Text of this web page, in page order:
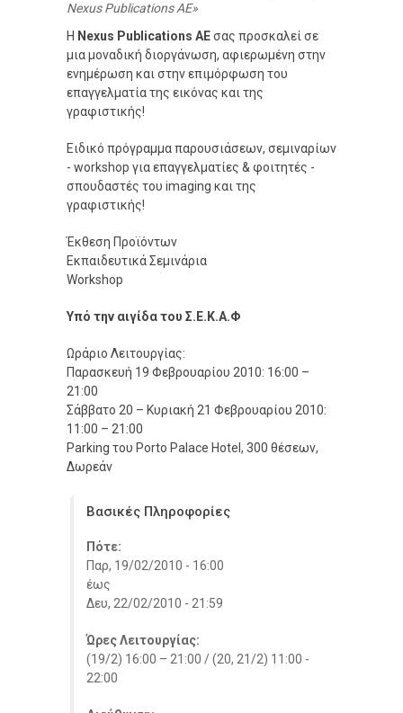
Nexus Publications AE
H Nexus Publications AEσας προσκαλεί σε
μια μοναδική διοργάνωση, αφιερωμένη στην
ενημέρωση και στην επιμόρφωση του
επαγγελματία της εικόνας και της
γραφιστικής!
Ειδικό πρόγραμμα παρουσιάσεων, σεμιναρίων
- workshop για επαγγελματίες & φοιτητές -
σπουδαστές του imaging και της
γραφιστικής!
Έκθεση Προϊόντων
Εκπαιδευτικά Σεμινάρια
Workshop
Υπό την αιγίδα του Σ.Ε.Κ.Α.Φ
Ωράριο Λειτουργίας:
Παρασκευή 19 Φεβρουαρίου 2010: 16:00 –
21:00
Σάββατο 20 – Κυριακή 21 Φεβρουαρίου 2010:
11:00 – 21:00
Parking του Porto Palace Hotel, 300 θέσεων,
Δωρεάν
Βασικές Πληροφορίες
Πότε:
Παρ, 19/02/2010 - 16:00
έως
Δευ, 22/02/2010 - 21:59
Ώρες Λειτουργίας:
(19/2) 16:00 – 21:00 / (20, 21/2) 11:00 -
22:00